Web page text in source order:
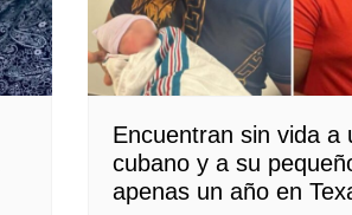
Encuentran sin vida a
cubano y a su
apenas un año en